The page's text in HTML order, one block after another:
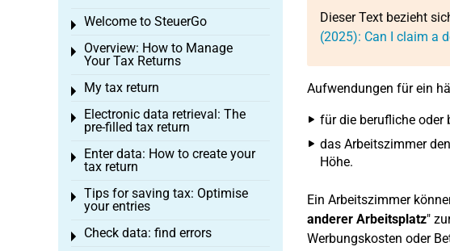
Dieser Text bezieht
(2025): Can I claim a
Aufwendungen für ein
für die berufliche oder
das Arbeitszimmer
Höhe.
Ein Arbeitszimmer
anderer Arbeitsplatz"
Werbungskosten oder
Welcome to SteuerGo
Toggle menu
Overview: How to Manage
Your Tax Returns
Toggle menu
My tax return
Toggle menu
Electronic data retrieval: The
pre-filled tax return
Toggle menu
Enter data: How to create your
tax return
Toggle menu
Tips for saving tax: Optimise
your entries
Toggle menu
Check data: find errors
Toggle menu